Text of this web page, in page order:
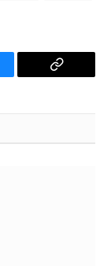
Copy